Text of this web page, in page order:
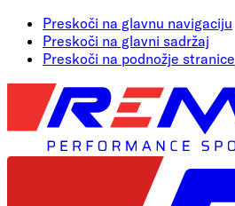
Preskoči na glavnu navigaciju
Preskoči na glavni sadržaj
Preskoči na podnožje stranice